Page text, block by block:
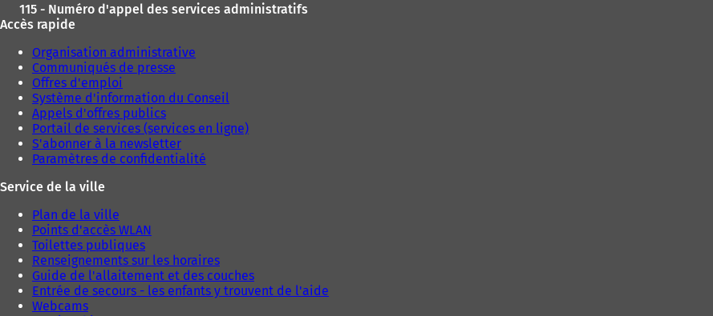
115 - Numéro d'appel des services administratifs
Accès rapide
Organisation administrative
Communiqués de presse
Offres d'emploi
Système d'information du Conseil
Appels d'offres publics
Portail de services (services en ligne)
S'abonner à la newsletter
Paramètres de confidentialité
Service de la ville
Plan de la ville
Points d'accès WLAN
Toilettes publiques
Renseignements sur les horaires
Guide de l'allaitement et des couches
Entrée de secours - les enfants y trouvent de l'aide
Webcams